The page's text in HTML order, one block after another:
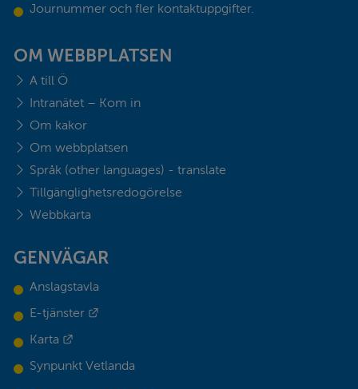
Journummer och fler kontaktuppgifter.
OM WEBBPLATSEN
A till Ö
Intranätet – Kom in
Om kakor
Om webbplatsen
Språk (other languages) - translate
Tillgänglighetsredogörelse
Webbkarta
GENVÄGAR
Anslagstavla
E-tjänster
Karta
Synpunkt Vetlanda